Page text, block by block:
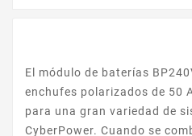
El módulo de baterías
enchufes polarizados de 50
para una gran variedad de
CyberPower. Cuando se